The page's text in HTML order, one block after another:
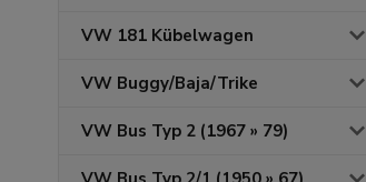
VW 181 Kübelwagen
VW Buggy/Baja/Trike
VW Bus Typ 2 (1967 » 79)